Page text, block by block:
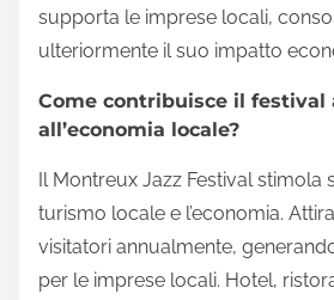
supporta le imprese locali,
ulteriormente il suo impatto
Come contribuisce il festival
all’economia locale?
Il Montreux Jazz Festival stimola
turismo locale e l’economia.
visitatori annualmente,
per le imprese locali. Hotel,